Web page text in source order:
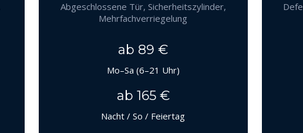
Abgeschlossene Tür, Sicherheitszylinder,
Mehrfachverriegelung
ab 89 €
Mo–Sa (6–21 Uhr)
ab 165 €
Nacht / So / Feiertag